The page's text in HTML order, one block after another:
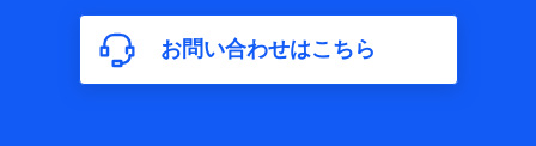
年数などの情報、ペットの種類や年齢などの情報などが含ま
れます。
【共同して利用する者の範囲】
お問い合わせはこちら